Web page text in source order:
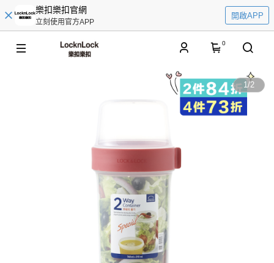
樂扣樂扣官網
立刻使用官方APP
開啟APP
0
1/2